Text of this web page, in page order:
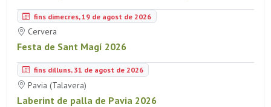
fins dimecres, 19 de agost de 2026
Cervera
Festa de Sant Magí 2026
fins dilluns, 31 de agost de 2026
Pavia (Talavera)
Laberint de palla de Pavia 2026